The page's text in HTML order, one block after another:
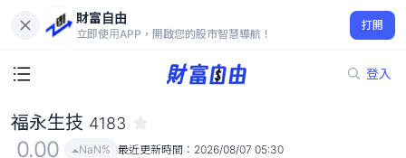
財富自由
立即使用APP，開啟您的股市智慧導航！
打開
登入
0.00
NaN%
福永生技 4183
0.00 NaN% 最近更新時間： 2026/08/07 05:30